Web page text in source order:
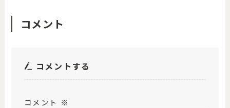
コメント
コメントする
コメント ※